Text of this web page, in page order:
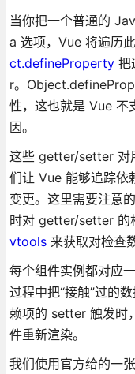
当你把一个普通的
a 选项，Vue 将遍历
ct.defineProperty把
r。
性，这也就是 Vue 不
因。
这些 getter/setter 对
们让 Vue 能够追踪
变更。这里需要注意
时对 getter/setter 的
vtools来获取对检查
每个组件实例都对应
过程中把“接触”过的
赖项的 setter 触发时
件重新渲染。
我们使用官方给的一